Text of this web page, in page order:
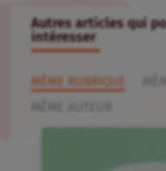
Autres articles qui
intéresser
MÊME RUBRIQUE